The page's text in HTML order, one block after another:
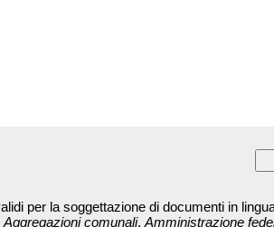
per la soggettazione di documenti in
Aggregazioni comunali, Amministrazione